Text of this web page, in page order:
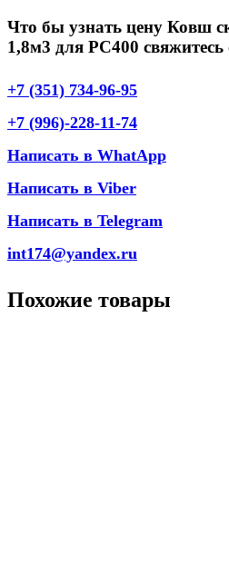
Что бы узнать цену Ковш
1,8м3 для PC400
+7 (351) 734-96-95
+7 (996)-228-11-74
Написать в WhatApp
Написать в Viber
Написать в Telegram
int174@yandex.ru
Похожие товары